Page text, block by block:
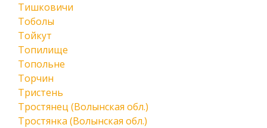
Тишковичи
Тоболы
Тойкут
Топилище
Топольне
Торчин
Тристень
Тростянец (Волынская обл.)
Тростянка (Волынская обл.)